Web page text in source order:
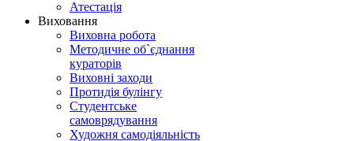
Атестація
Виховання
Виховна робота
Методичне об`єднання
кураторів
Виховні заходи
Протидія булінгу
Студентське
самоврядування
Художня самодіяльність